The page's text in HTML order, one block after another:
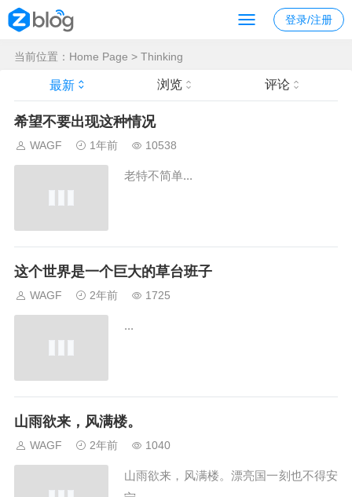
登录/注册
当前位置： Home Page > Thinking
最新 浏览 评论
希望不要出现这种情况
WAGF 1年前 10538
老特不简单...
这个世界是一个巨大的草台班子
WAGF 2年前 1725
...
山雨欲来，风满楼。
WAGF 2年前 1040
山雨欲来，风满楼。漂亮国一刻也不得安